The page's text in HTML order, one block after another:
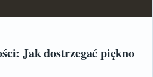
Jak dostrzegać piękno